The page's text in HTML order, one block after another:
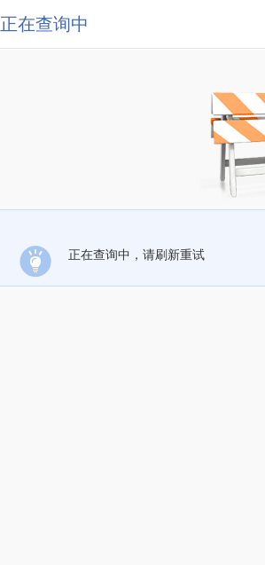
正在查询中
正在查询中，请刷新重试